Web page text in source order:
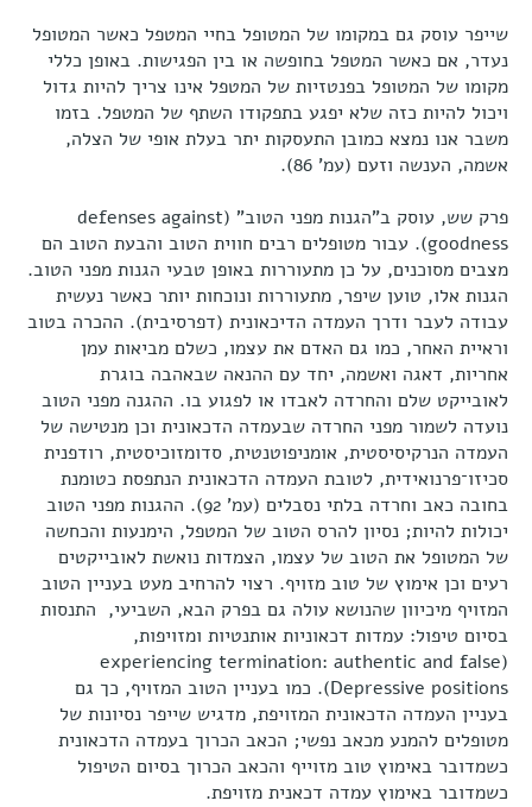
שייפר עוסק גם במקומו של המטופל בחיי המטפל כאשר המטופל
נעדר, אם כאשר המטפל בחופשה או בין הפגישות. באופן כללי
מקומו של המטופל בפנטזיות של המטפל אינו צריך להיות גדול
ויכול להיות כזה שלא יפגע בתפקודו השתף של המטפל. בזמו
משבר אנו נמצא כמובן התעסקות יתר בעלת אופי של הצלה,
אשמה, הענשה וזעם (עמ' 86).
פרק שש, עוסק ב"הגנות מפני הטוב" (defenses against
goodness). עבור מטופלים רבים חווית הטוב והבעת הטוב הם
מצבים מסוכנים, על כן מתעוררות באופן טבעי הגנות מפני הטוב.
הגנות אלו, טוען שיפר, מתעוררות ונוכחות יותר כאשר נעשית
עבודה לעבר ודרך העמדה הדיכאונית (דפרסיבית). ההכרה בטוב
וראיית האחר, כמו גם האדם את עצמו, כשלם מביאות עמן
אחריות, דאגה ואשמה, יחד עם ההנאה שבאהבה בוגרת
לאובייקט שלם והחרדה לאבדו או לפגוע בו. ההגנה מפני הטוב
נועדה לשמור מפני החרדה שבעמדה הדכאונית וכן מנטישה של
העמדה הנרקיסיסטית, אומניפוטנטית, סדומזוכיסטית, רודפנית
סכיזו־פרנואידית, לטובת העמדה הדכאונית הנתפסת כטומנת
בחובה כאב וחרדה בלתי נסבלים (עמ' 92). ההגנות מפני הטוב
יכולות להיות; נסיון להרס הטוב של המטפל, הימנעות והכחשה
של המטופל את הטוב של עצמו, הצמדות נואשת לאובייקטים
רעים וכן אימוץ של טוב מזויף. רצוי להרחיב מעט בעניין הטוב
המזויף מיכיוון שהנושא עולה גם בפרק הבא, השביעי, התנסות
בסיום טיפול: עמדות דכאוניות אותנטיות ומזויפות,
(experiencing termination: authentic and false
Depressive positions). כמו בעניין הטוב המזויף, כך גם
בעניין העמדה הדכאונית המזויפת, מדגיש שייפר נסיונות של
מטופלים להמנע מכאב נפשי; הכאב הכרוך בעמדה הדכאונית
כשמדובר באימוץ טוב מזוייף והכאב הכרוך בסיום הטיפול
כשמדובר באימוץ עמדה דכאנית מזויפת.